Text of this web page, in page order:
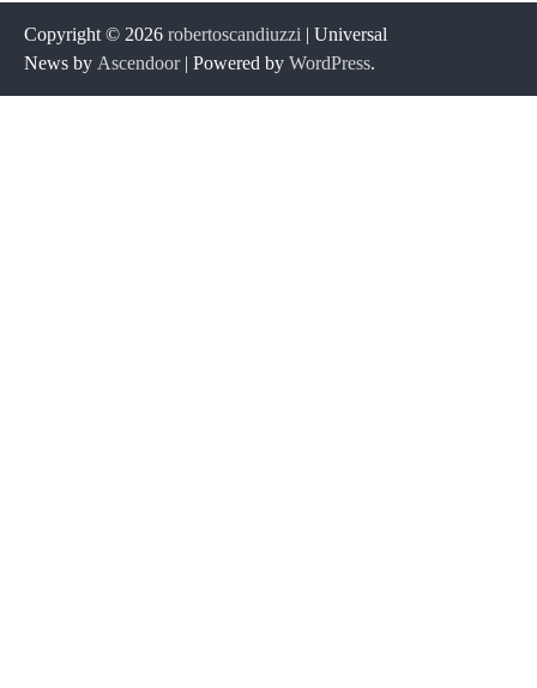
Copyright © 2026 robertoscandiuzzi | Universal
News by Ascendoor| Powered by WordPress.